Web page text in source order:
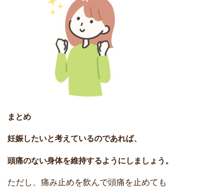
まとめ
妊娠したいと考えているのであれば、
頭痛のない身体を維持するようにしましょう。
ただし、痛み止めを飲んで頭痛を止めても